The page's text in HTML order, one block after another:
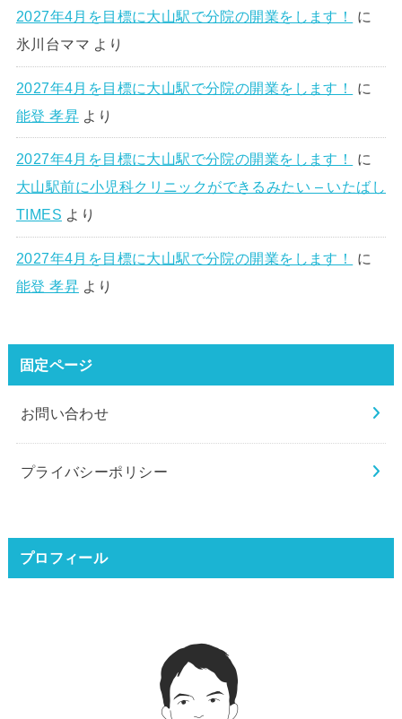
2027年4月を目標に大山駅で分院の開業をします！
に
氷川台ママ より
2027年4月を目標に大山駅で分院の開業をします！
に
能登 孝昇より
2027年4月を目標に大山駅で分院の開業をします！
に
大山駅前に小児科クリニックができるみたい – いたばし
TIMES より
2027年4月を目標に大山駅で分院の開業をします！
に
能登 孝昇より
固定ページ
お問い合わせ
プライバシーポリシー
プロフィール